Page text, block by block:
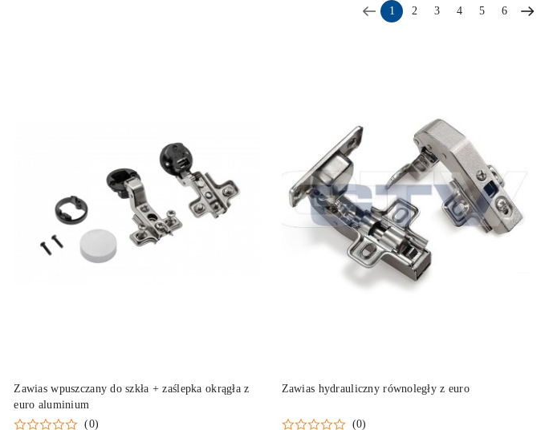
1 2 3 4 5 6
Zawias wpuszczany do szkła + zaślepka okrągła z
euro aluminium
(0)
DO KOSZYKA
Zawias hydrauliczny równoległy z euro
(0)
DO KOSZYKA